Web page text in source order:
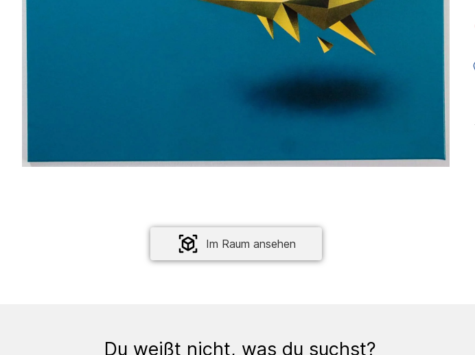
Im Raum ansehen
Du weißt nicht, was du suchst?